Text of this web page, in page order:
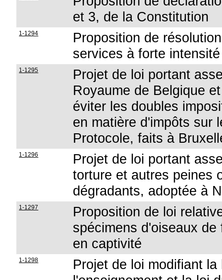
et 3, de la Constitution
1-1294
Proposition de
services à forte
1-1295
Projet de loi portant
Royaume de Belgique
éviter les doubles
en matière d'impôts sur
Protocole, faits à
1-1296
Projet de loi portant
torture et autres peines
dégradants, adoptée à
1-1297
Proposition de loi
spécimens d'oiseaux
en captivité
1-1298
Projet de loi modifiant